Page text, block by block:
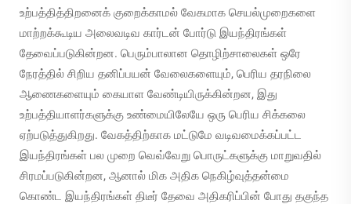
உற்பத்தித்திறனைக் குறைக்காமல் வேகமாக செயல்முறைகளை
மாற்றக்கூடிய அலைவடிவ கார்டன் போர்டு இயந்திரங்கள்
தேவைப்படுகின்றன. பெரும்பாலான தொழிற்சாலைகள் ஒரே
நேரத்தில் சிறிய தனிப்பயன் வேலைகளையும், பெரிய தரநிலை
ஆணைகளையும் கையாள வேண்டியிருக்கின்றன, இது
உற்பத்தியாளர்களுக்கு உண்மையிலேயே ஒரு பெரிய சிக்கலை
ஏற்படுத்துகிறது. வேகத்திற்காக மட்டுமே வடிவமைக்கப்பட்ட
இயந்திரங்கள் பல முறை வெவ்வேறு பொருட்களுக்கு மாறுவதில்
சிரமப்படுகின்றன, ஆனால் மிக அதிக நெகிழ்வுத்தன்மை
கொண்ட இயந்திரங்கள் திடீர் தேவை அதிகரிப்பின் போது தகுந்த